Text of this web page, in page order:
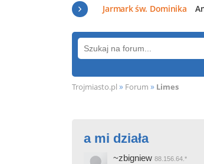
Jarmark św. Dominika
Trojmiasto.pl » Forum » Limes
a mi działa
~zbigniew 88.156.64.*